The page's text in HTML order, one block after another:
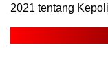
2021 tentang